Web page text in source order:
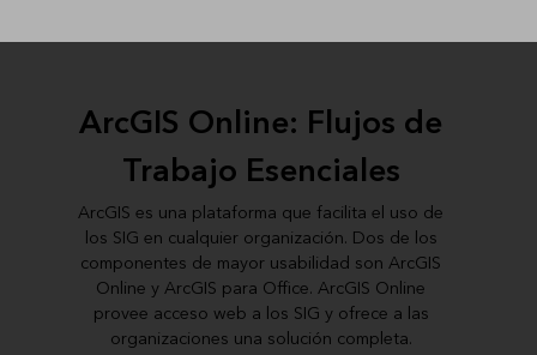
ArcGIS Online: Flujos de
Trabajo Esenciales
ArcGIS es una plataforma que facilita el uso de
los SIG en cualquier organización. Dos de los
componentes de mayor usabilidad son ArcGIS
Online y ArcGIS para Office. ArcGIS Online
provee acceso web a los SIG y ofrece a las
organizaciones una solución completa.